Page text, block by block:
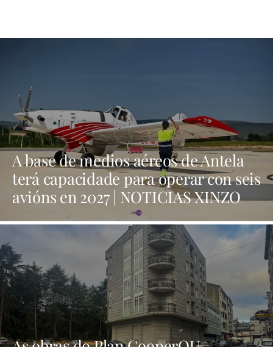
A base de medios aéreos de Antela
terá capacidade para operar con seis
avións en 2027 | NOTICIAS XINZO